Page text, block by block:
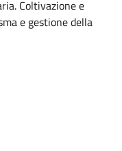
Coltivazione e
e gestione della